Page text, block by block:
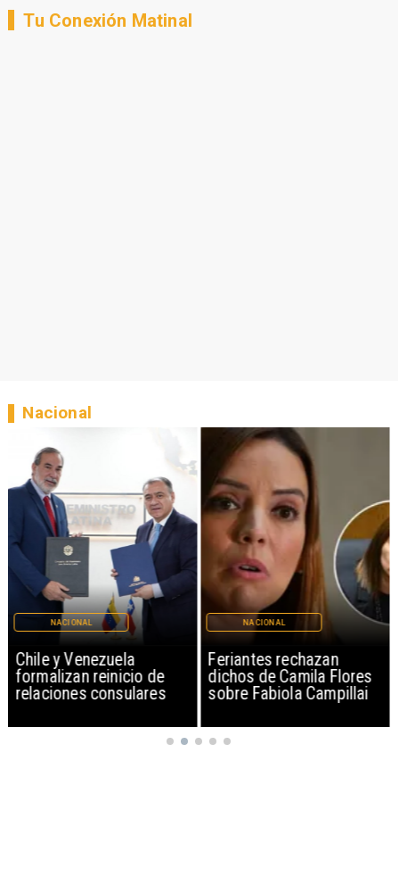
Tu Conexión Matinal
Chile y Venezuela
formalizan reinicio de
relaciones consulares
NACIONAL
Feriantes rechazan
dichos de Camila Flores
sobre Fabiola Campillai
NACIONAL
Nacional